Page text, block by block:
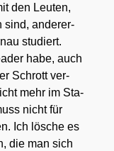
den Leu­ten,
sind, ande­rer­
stu­diert.
habe, auch
Schrott ver­
mehr im Sta­
nicht für
Ich lösche es
die man sich